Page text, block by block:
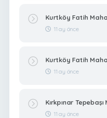
Kurtköy Fatih
11 ay önce
Kurtköy Fatih
11 ay önce
Kırkpınar
11 ay önce